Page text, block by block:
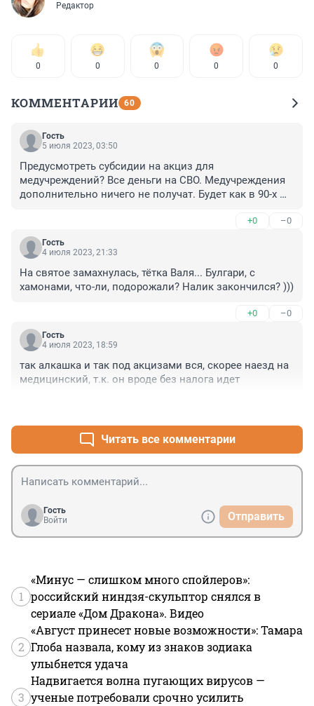
Редактор
0 0 0 0 0
КОММЕНТАРИИ 60
Гость
5 июля 2023, 03:50
Предусмотреть субсидии на акциз для
медучреждений? Все деньги на СВО. Медучреждения
дополнительно ничего не получат. Будет как в 90-х
Спирта и сейчас едва хватает на инъекции, а на
другие нужды (например на обработку кварцевых
ламп, их стекло нужно для очистки протирать
+0 –0
Гость
4 июля 2023, 21:33
На святое замахнулась, тётка Валя... Булгари, с
хамонами, что-ли, подорожали? Налик закончился? )))
+0 –0
Гость
4 июля 2023, 18:59
так алкашка и так под акцизами вся, скорее наезд на
медицинский, т.к. он вроде без налога идет
Читать все комментарии
Гость
Войти
Отправить
1
«Минус — слишком много спойлеров»:
российский ниндзя-скульптор снялся в
сериале «Дом Дракона». Видео
2
«Август принесет новые возможности»: Тамара
Глоба назвала, кому из знаков зодиака
улыбнется удача
3
Надвигается волна пугающих вирусов —
ученые потребовали срочно усилить